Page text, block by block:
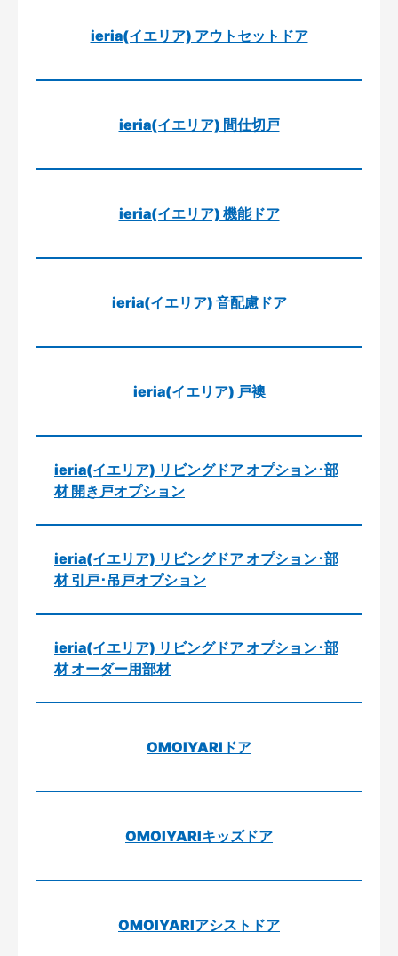
ieria(イエリア) アウトセットドア
ieria(イエリア) 間仕切戸
ieria(イエリア) 機能ドア
ieria(イエリア) 音配慮ドア
ieria(イエリア) 戸襖
ieria(イエリア) リビングドア オプション･部
材 開き戸オプション
ieria(イエリア) リビングドア オプション･部
材 引戸･吊戸オプション
ieria(イエリア) リビングドア オプション･部
材 オーダー用部材
OMOIYARIドア
OMOIYARIキッズドア
OMOIYARIアシストドア